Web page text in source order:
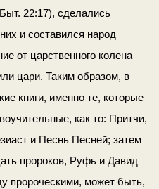
22:17), сделались
и составился народ
от царствен­ного колена
цари. Таким образом, в
книги, именно те, которые
как то: Притчи,
и Песнь Песней; затем
пророков, Руфь и Давид
пророческими, может быть,